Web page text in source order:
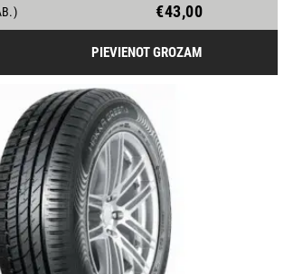
€43,00
PIEVIENOT GROZAM